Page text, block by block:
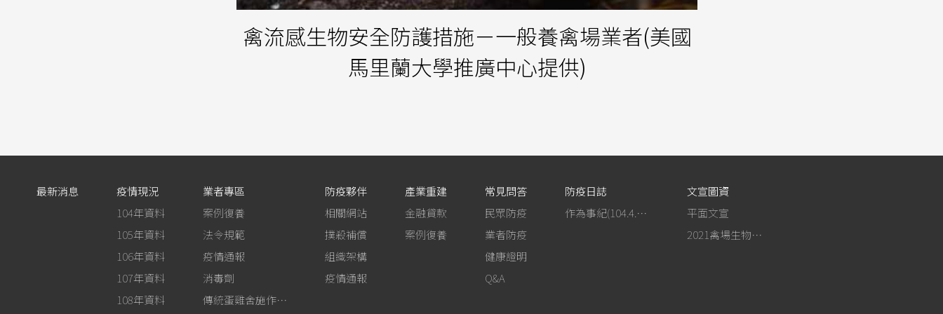
禽流感生物安全防護措施－一般養禽場業者(美國
馬里蘭大學推廣中心提供)
最新消息
疫情現況
104年資料
105年資料
106年資料
107年資料
108年資料
業者專區
案例復養
法令規範
疫情通報
消毒劑
傳統蛋雞舍施作生石灰消毒
防疫夥伴
相關網站
撲殺補償
組織架構
疫情通報
產業重建
金融貸款
案例復養
常見問答
民眾防疫
業者防疫
健康證明
Q&A
防疫日誌
作為事紀(104.4.13行政院新聞傳播處彙整)
文宣圖資
平面文宣
2021禽場生物安全手冊